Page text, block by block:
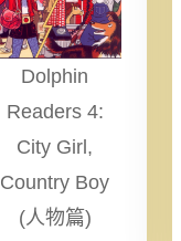
Dolphin
Readers 4:
City Girl,
Country Boy
(人物篇)